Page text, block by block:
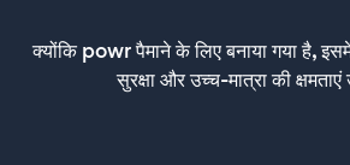
क्योंकि powr पैमाने के लिए बनाया गया है,
सुरक्षा और उच्च-मात्रा की